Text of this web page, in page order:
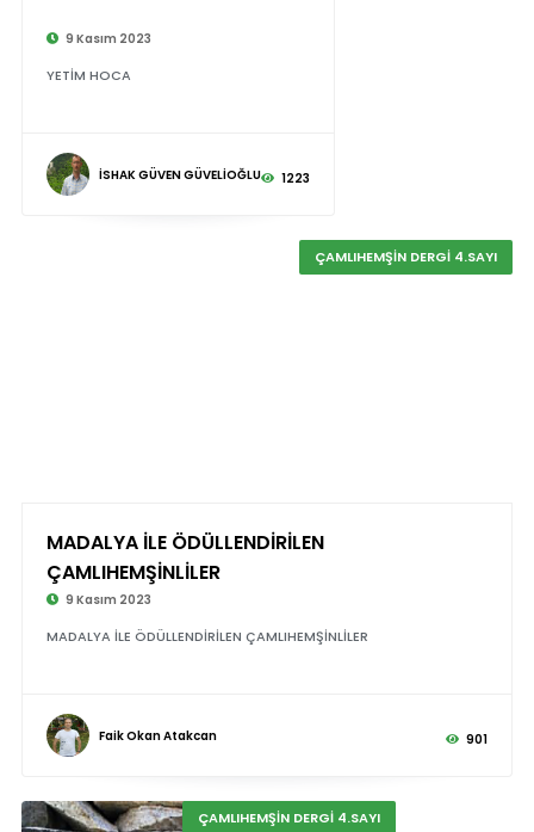
9 Kasım 2023
YETİM HOCA
İSHAK GÜVEN GÜVELİOĞLU 1223
ÇAMLIHEMŞİN DERGİ 4.SAYI
MADALYA İLE ÖDÜLLENDİRİLEN
ÇAMLIHEMŞİNLİLER
9 Kasım 2023
MADALYA İLE ÖDÜLLENDİRİLEN ÇAMLIHEMŞİNLİLER
Faik Okan Atakcan 901
ÇAMLIHEMŞİN DERGİ 4.SAYI